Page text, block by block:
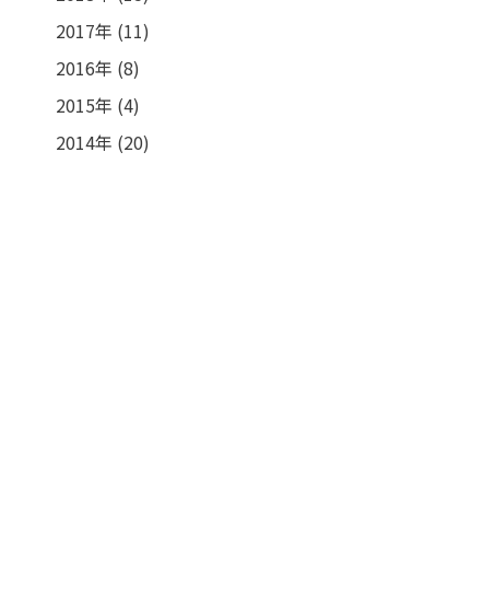
2017年 (11)
2016年 (8)
2015年 (4)
2014年 (20)